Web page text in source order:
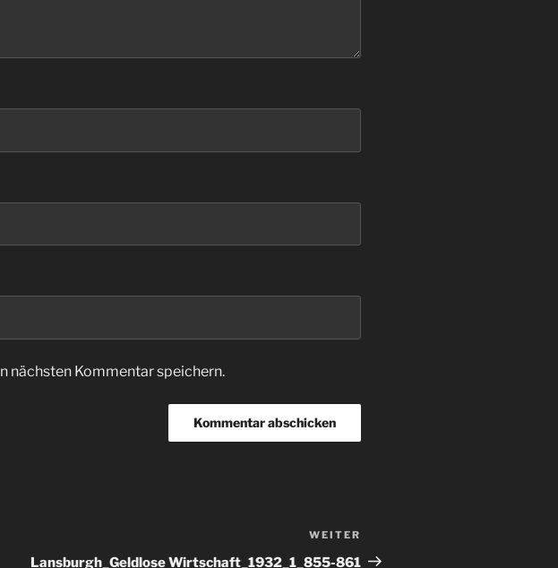
nächsten Kommentar speichern.
Beitrag
WEITER
Lansburgh_Geldlose Wirtschaft_1932_1_855-861